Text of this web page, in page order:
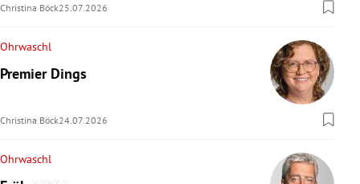
Christina Böck25.07.2026
Ohrwaschl
Premier Dings
Christina Böck24.07.2026
Ohrwaschl